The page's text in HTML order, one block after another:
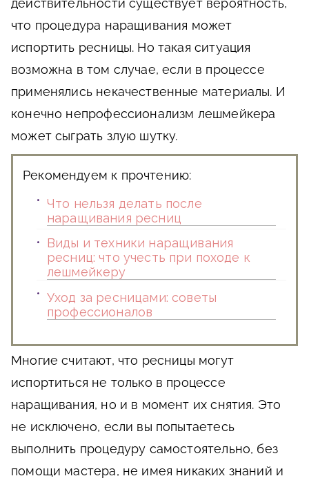
действительности существует вероятность,
что процедура наращивания может
испортить ресницы. Но такая ситуация
возможна в том случае, если в процессе
применялись некачественные материалы. И
конечно непрофессионализм лешмейкера
может сыграть злую шутку.
Рекомендуем к прочтению:
Что нельзя делать после
наращивания ресниц
Виды и техники наращивания
ресниц: что учесть при походе к
лешмейкеру
Уход за ресницами: советы
профессионалов
Многие считают, что ресницы могут
испортиться не только в процессе
наращивания, но и в момент их снятия. Это
не исключено, если вы попытаетесь
выполнить процедуру самостоятельно, без
помощи мастера, не имея никаких знаний и